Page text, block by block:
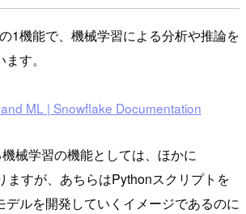
1機能で、機械学習による分析や推論を
す。
ML | Snowflake Documentation
械学習の機能としては、ほかに
ますが、あちらはPythonスクリプトを
デルを開発していくイメージであるのに